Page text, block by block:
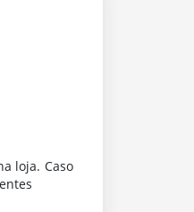
loja. Caso